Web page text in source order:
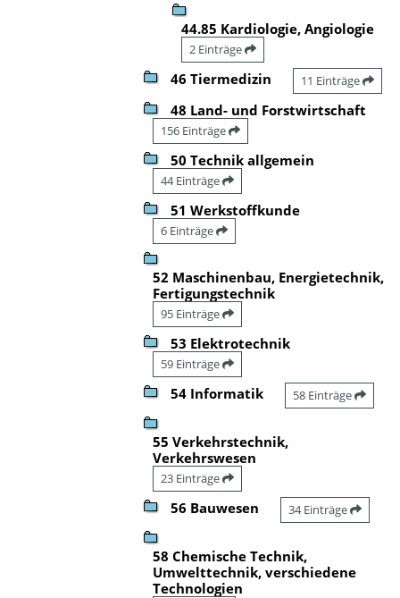
44.85 Kardiologie, Angiologie
2 Einträge
46 Tiermedizin 11 Einträge
48 Land- und Forstwirtschaft
156 Einträge
50 Technik allgemein
44 Einträge
51 Werkstoffkunde
6 Einträge
52 Maschinenbau, Energietechnik,
Fertigungstechnik
95 Einträge
53 Elektrotechnik
59 Einträge
54 Informatik 58 Einträge
55 Verkehrstechnik,
Verkehrswesen
23 Einträge
56 Bauwesen 34 Einträge
58 Chemische Technik,
Umwelttechnik, verschiedene
Technologien